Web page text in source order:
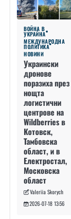
ВОЙНА В
УКРАЙНА
МЕЖДУНАРОДНА
ПОЛИТИКА
НОВИНИ
Украински
дронове
поразиха през
нощта
логистични
центрове на
Wildberries в
Котовск,
Тамбовска
област, и в
Електростал,
Московска
област
Valeriia Skorych
2026-07-18 13:56